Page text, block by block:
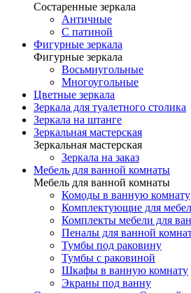
Состаренные зеркала
Античные
С патиной
Фигурные зеркала
Фигурные зеркала
Восьмиугольные
Многоугольные
Цветные зеркала
Зеркала для туалетного столика
Зеркала на штанге
Зеркальная мастерская
Зеркальная мастерская
Зеркала на заказ
Мебель для ванной комнаты
Мебель для ванной комнаты
Комоды в ванную комнату
Комплектующие для
Комплекты мебели для
Пеналы для ванной
Тумбы под раковину
Тумбы с раковиной
Шкафы в ванную комнату
Экраны под ванну